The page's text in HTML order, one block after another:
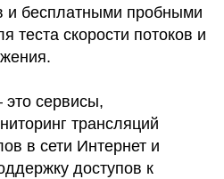
и бесплатными пробными
теста скорости потоков и
сервисы,
трансляций
в сети Интернет и
доступов к